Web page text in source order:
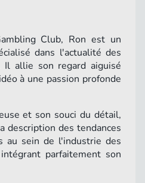
Club, Ron est un
dans l'actualité des
Il allie son regard aiguisé
à une passion profonde
et son souci du détail,
description des tendances
au sein de l'industrie des
parfaitement son